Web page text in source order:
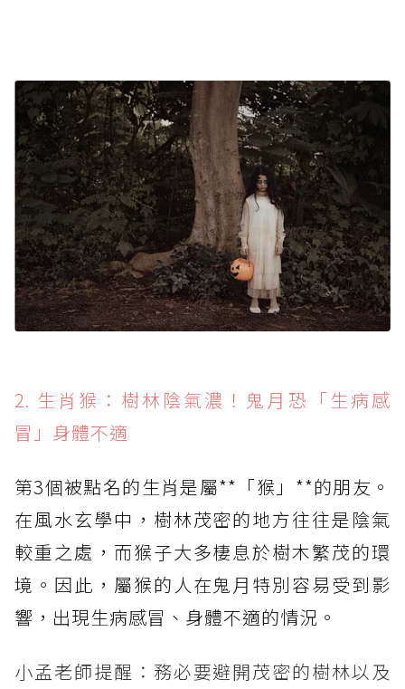
2. 生肖猴：樹林陰氣濃！鬼月恐「生病感
冒」身體不適
第3個被點名的生肖是屬**「猴」**的朋友。
在風水玄學中，樹林茂密的地方往往是陰氣
較重之處，而猴子大多棲息於樹木繁茂的環
境。因此，屬猴的人在鬼月特別容易受到影
響，出現生病感冒、身體不適的情況。
小孟老師提醒：務必要避開茂密的樹林以及